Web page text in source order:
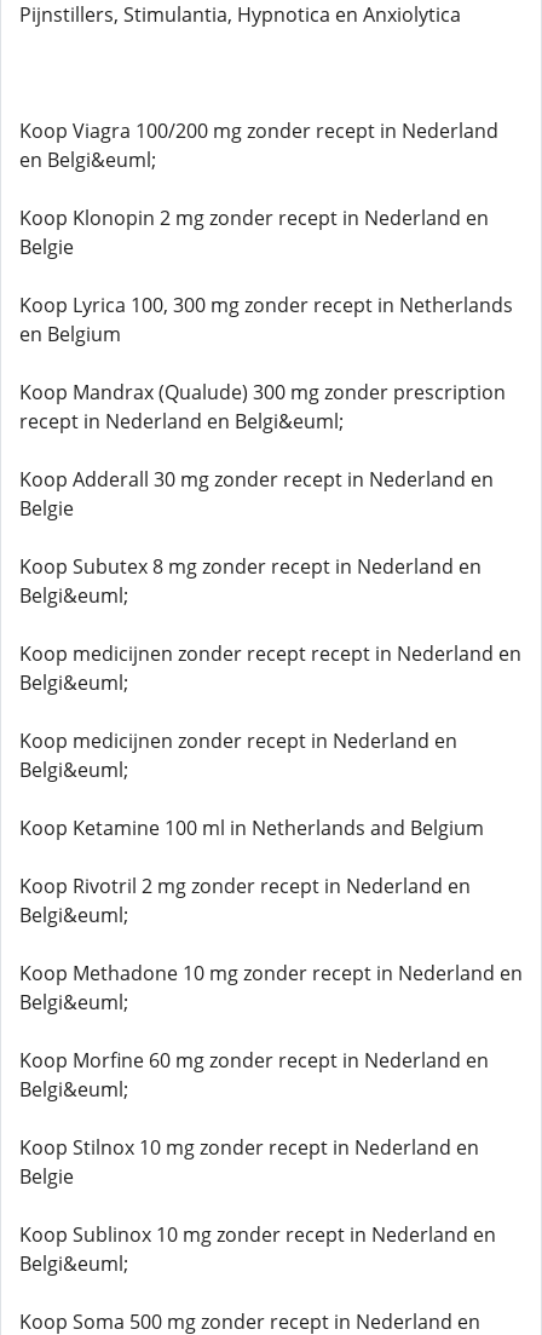
Pijnstillers, Stimulantia, Hypnotica en Anxiolytica
Koop Viagra 100/200 mg zonder recept in Nederland
en Belgi&euml;
Koop Klonopin 2 mg zonder recept in Nederland en
Belgie
Koop Lyrica 100, 300 mg zonder recept in Netherlands
en Belgium
Koop Mandrax (Qualude) 300 mg zonder prescription
recept in Nederland en Belgi&euml;
Koop Adderall 30 mg zonder recept in Nederland en
Belgie
Koop Subutex 8 mg zonder recept in Nederland en
Belgi&euml;
Koop medicijnen zonder recept recept in Nederland en
Belgi&euml;
Koop medicijnen zonder recept in Nederland en
Belgi&euml;
Koop Ketamine 100 ml in Netherlands and Belgium
Koop Rivotril 2 mg zonder recept in Nederland en
Belgi&euml;
Koop Methadone 10 mg zonder recept in Nederland en
Belgi&euml;
Koop Morfine 60 mg zonder recept in Nederland en
Belgi&euml;
Koop Stilnox 10 mg zonder recept in Nederland en
Belgie
Koop Sublinox 10 mg zonder recept in Nederland en
Belgi&euml;
Koop Soma 500 mg zonder recept in Nederland en